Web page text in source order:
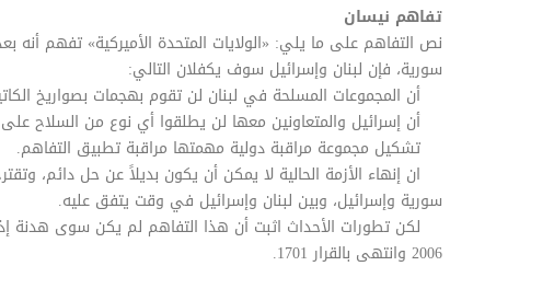
تفاهم نيسان
نص التفاهم على ما يلي: «الولايات المتحدة الأميركية» تفهم أنه
سورية، فإن لبنان وإسرائيل سوف يكفلان التالي:
أن المجموعات المسلحة في لبنان لن تقوم بهجمات بصواريخ
أن إسرائيل والمتعاونين معها لن يطلقوا أي نوع من السلاح على
تشكيل مجموعة مراقبة دولية مهمتها مراقبة تطبيق التفاهم.
ان إنهاء الأزمة الحالية لا يمكن أن يكون بديلاً عن حل دائم،
سورية وإسرائيل، وبين لبنان وإسرائيل في وقت يتفق عليه.
لكن تطورات الأحداث اثبت أن هذا التفاهم لم يكن سوى هدنة
2006 وانتهى بالقرار 1701.